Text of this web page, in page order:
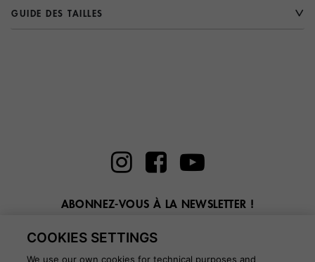
GUIDE DES TAILLES
ABONNEZ-VOUS À LA NEWSLETTER !
COOKIES SETTINGS
We use our own cookies for technical purposes and